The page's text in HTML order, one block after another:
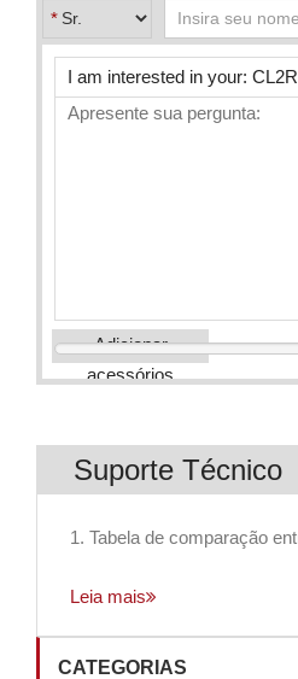
*
Adicionar
acessórios
Suporte Técnico
1. Tabela de comparação
Leia mais
CATEGORIAS